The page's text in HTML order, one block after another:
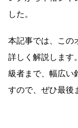
した。
本記事では、この
詳しく解説します
級者まで、幅広い
すので、ぜひ最後